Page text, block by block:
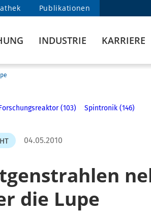
Publikationen
INDUSTRIE KARRIERE
(103) Spintronik (146)
04.05.2010
die Lupe